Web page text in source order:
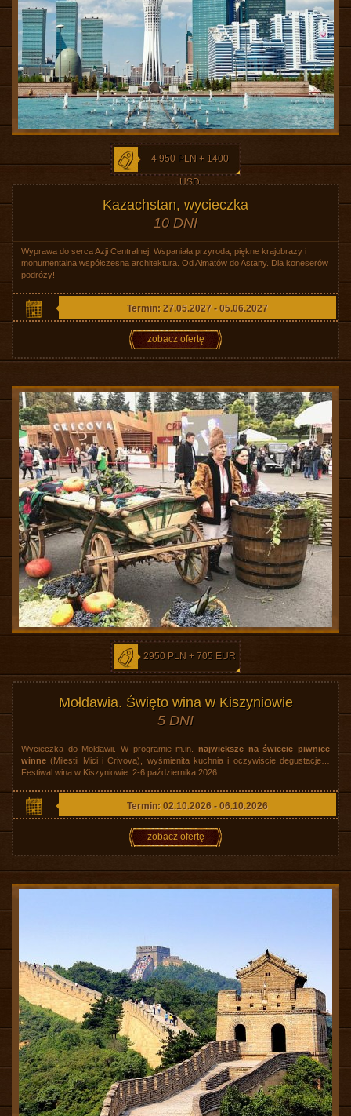
4 950 PLN + 1400
USD
Kazachstan, wycieczka
10 DNI
Wyprawa do serca Azji Centralnej. Wspaniała przyroda, piękne krajobrazy i
monumentalna współczesna architektura. Od Ałmatów do Astany. Dla koneserów
podróży!
Termin: 27.05.2027 - 05.06.2027
zobacz ofertę
2950 PLN + 705 EUR
Mołdawia. Święto wina w Kiszyniowie
5 DNI
Wycieczka do Mołdawii. W programie m.in. największe na świecie piwnice
winne (Milestii Mici i Crivova), wyśmienita kuchnia i oczywiście degustacje…
Festiwal wina w Kiszyniowie. 2-6 października 2026.
Termin: 02.10.2026 - 06.10.2026
zobacz ofertę